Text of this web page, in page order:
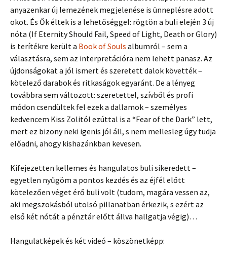
anyazenkar új lemezének megjelenése is ünneplésre adott
okot. És Ők éltek is a lehetőséggel: rögtön a buli elején 3 új
nóta (If Eternity Should Fail, Speed of Light, Death or Glory)
is terítékre került a Book of Souls albumról – sem a
választásra, sem az interpretációra nem lehett panasz. Az
újdonságokat a jól ismert és szeretett dalok követték –
kötelező darabok és ritkaságok egyaránt. De a lényeg
továbbra sem változott: szeretettel, szívből és profi
módon csendültek fel ezek a dallamok – személyes
kedvencem Kiss Zolitól ezúttal is a “Fear of the Dark” lett,
mert ez bizony neki igenis jól áll, s nem mellesleg úgy tudja
előadni, ahogy kishazánkban kevesen.
Kifejezetten kellemes és hangulatos buli sikeredett –
egyetlen nyűgöm a pontos kezdés és az éjfél előtt
kötelezően véget érő buli volt (tudom, magára vessen az,
aki megszokásból utolsó pillanatban érkezik, s ezért az
első két nótát a pénztár előtt állva hallgatja végig)…
Hangulatképek és két videó – köszönetképp: